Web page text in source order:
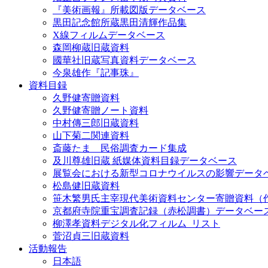
『美術画報』所載図版データベース
黒田記念館所蔵黒田清輝作品集
X線フィルムデータベース
森岡柳蔵旧蔵資料
國華社旧蔵写真資料データベース
今泉雄作『記事珠』
資料目録
久野健寄贈資料
久野健寄贈ノート資料
中村傳三郎旧蔵資料
山下菊二関連資料
斎藤たま 民俗調査カード集成
及川尊雄旧蔵 紙媒体資料目録データベース
展覧会における新型コロナウイルスの影響データ
松島健旧蔵資料
笹木繁男氏主宰現代美術資料センター寄贈資料（
京都府寺院重宝調査記録（赤松調書）データベー
柳澤孝資料デジタル化フィルム_リスト
菅沼貞三旧蔵資料
活動報告
日本語